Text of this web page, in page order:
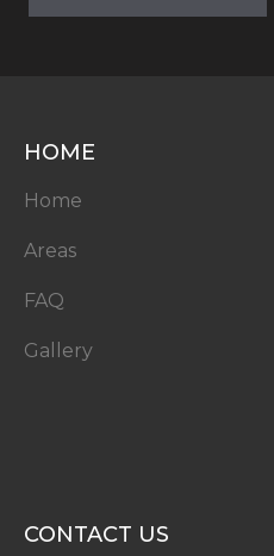
HOME
Home
Areas
FAQ
Gallery
CONTACT US